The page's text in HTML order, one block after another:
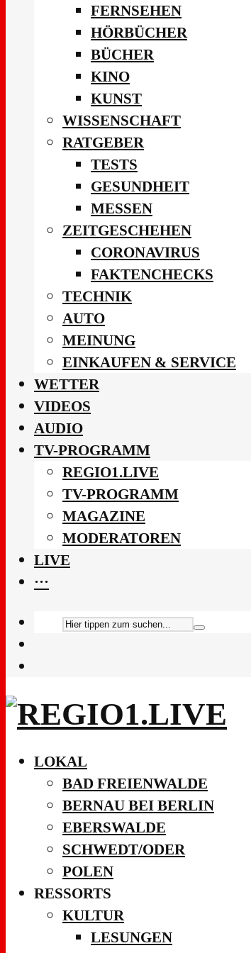
FERNSEHEN
HÖRBÜCHER
BÜCHER
KINO
KUNST
WISSENSCHAFT
RATGEBER
TESTS
GESUNDHEIT
MESSEN
ZEITGESCHEHEN
CORONAVIRUS
FAKTENCHECKS
TECHNIK
AUTO
MEINUNG
EINKAUFEN & SERVICE
WETTER
VIDEOS
AUDIO
TV-PROGRAMM
REGIO1.LIVE
TV-PROGRAMM
MAGAZINE
MODERATOREN
LIVE
···
LOKAL
BAD FREIENWALDE
BERNAU BEI BERLIN
EBERSWALDE
SCHWEDT/ODER
POLEN
RESSORTS
KULTUR
LESUNGEN